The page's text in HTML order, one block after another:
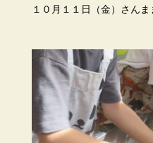
１０月１１日（金）さん